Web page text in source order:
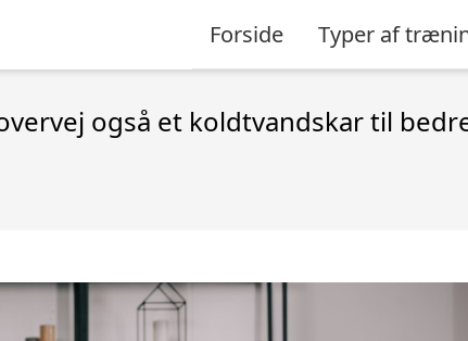
Forside Typer af
også et koldtvandskar til